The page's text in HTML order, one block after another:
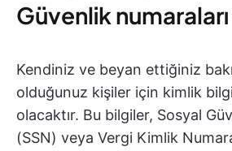
Güvenlik
Kendiniz ve beyan ettiğiniz
olduğunuz kişiler için kimlik
olacaktır. Bu bilgiler, Sosyal
(SSN) veya Vergi Kimlik